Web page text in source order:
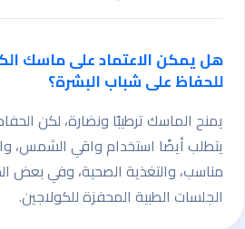
هل يمكن الاعتماد على ماسك
للحفاظ على شباب البشرة؟
يمنح الماسك ترطيبًا ونضارة، لكن
يتطلب أيضًا استخدام واقي الشمس،
مناسب، والتغذية الصحية، وفي بعض
الجلسات الطبية المحفزة للكولاجين.